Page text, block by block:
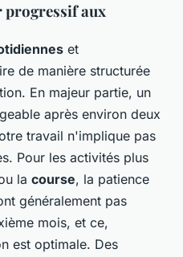
progressif aux
et
de manière structurée
En majeur partie, un
après environ deux
travail n'implique pas
Pour les activités plus
la course, la patience
généralement pas
mois, et ce,
est optimale. Des